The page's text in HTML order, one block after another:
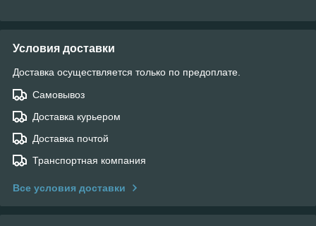
Условия доставки
Доставка осуществляется только по предоплате.
Самовывоз
Доставка курьером
Доставка почтой
Транспортная компания
Все условия доставки